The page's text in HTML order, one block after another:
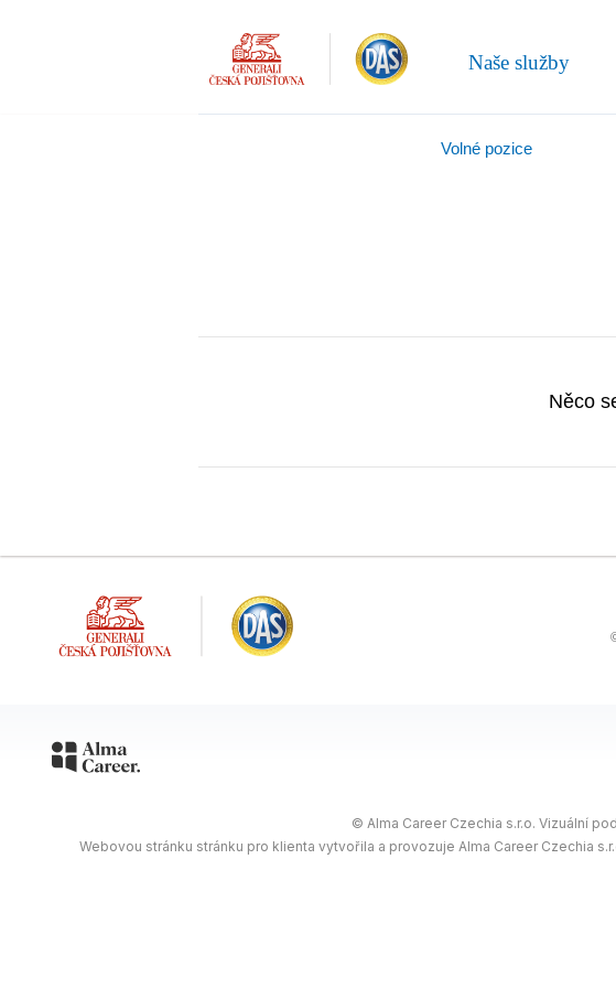
Naše služby
Volné pozice
Něco
© Alma Career Czechia s.r.o. Vizuální
Webovou stránku stránku pro klienta vytvořila a provozuje Alma Career Czechia